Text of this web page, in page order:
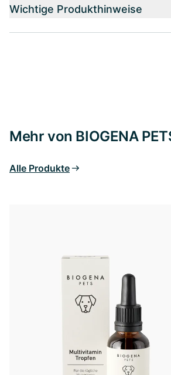
Wichtige Produkthinweise
Mehr von BIOGENA
Alle Produkte